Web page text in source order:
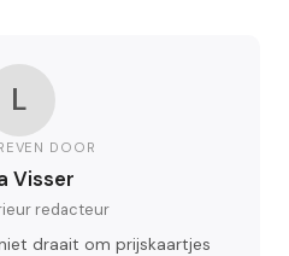
L
DOOR
Visser
redacteur
draait om prijskaartjes